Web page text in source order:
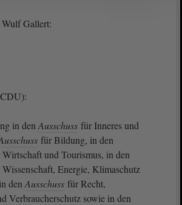
Gallert:
in den Ausschuss für Inneres und
für Bildung, in den
und Tourismus, in den
Energie, Klimaschutz
den Ausschuss für Recht,
Verbraucherschutz sowie in den